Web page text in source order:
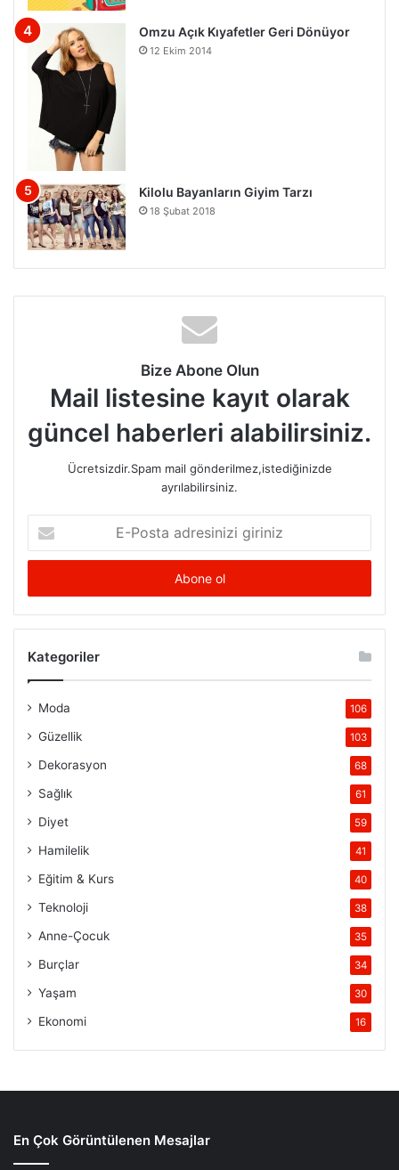
Omzu Açık Kıyafetler Geri Dönüyor
12 Ekim 2014
Kilolu Bayanların Giyim Tarzı
18 Şubat 2018
Bize Abone Olun
Mail listesine kayıt olarak
güncel haberleri alabilirsiniz.
Ücretsizdir.Spam mail gönderilmez,istediğinizde
ayrılabilirsiniz.
Posta
adresinizi
Kategoriler
Moda 106
Güzellik 103
Dekorasyon 68
Sağlık 61
Diyet 59
Hamilelik 41
Eğitim & Kurs 40
Teknoloji 38
Anne-Çocuk 35
Burçlar 34
Yaşam 30
Ekonomi 16
En Çok Görüntülenen Mesajlar